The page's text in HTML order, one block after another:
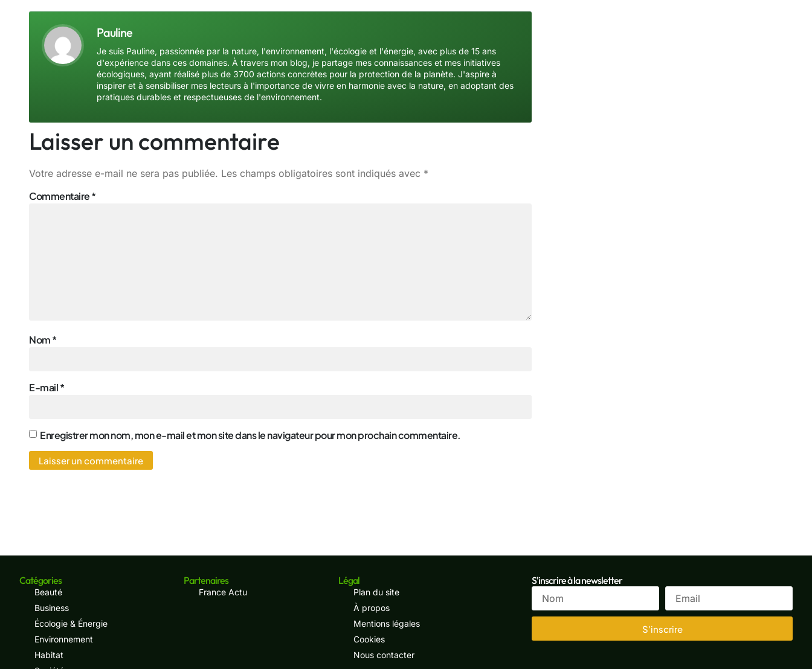
Pauline
Je suis Pauline, passionnée par la nature, l'environnement, l'écologie et l'énergie, avec plus de 15 ans
d'expérience dans ces domaines. À travers mon blog, je partage mes connaissances et mes initiatives
écologiques, ayant réalisé plus de 3700 actions concrètes pour la protection de la planète. J'aspire à
inspirer et à sensibiliser mes lecteurs à l'importance de vivre en harmonie avec la nature, en adoptant des
pratiques durables et respectueuses de l'environnement.
Laisser un commentaire
Votre adresse e-mail ne sera pas publiée. Les champs obligatoires sont indiqués avec *
Commentaire*
Nom*
E-mail*
Enregistrer mon nom, mon e-mail et mon site dans le navigateur pour mon prochain commentaire.
Catégories
Beauté
Business
Écologie & Énergie
Environnement
Habitat
Partenaires
France Actu
Légal
Plan du site
À propos
Mentions légales
Cookies
Nous contacter
S'inscrire à la newsletter
S'inscrire